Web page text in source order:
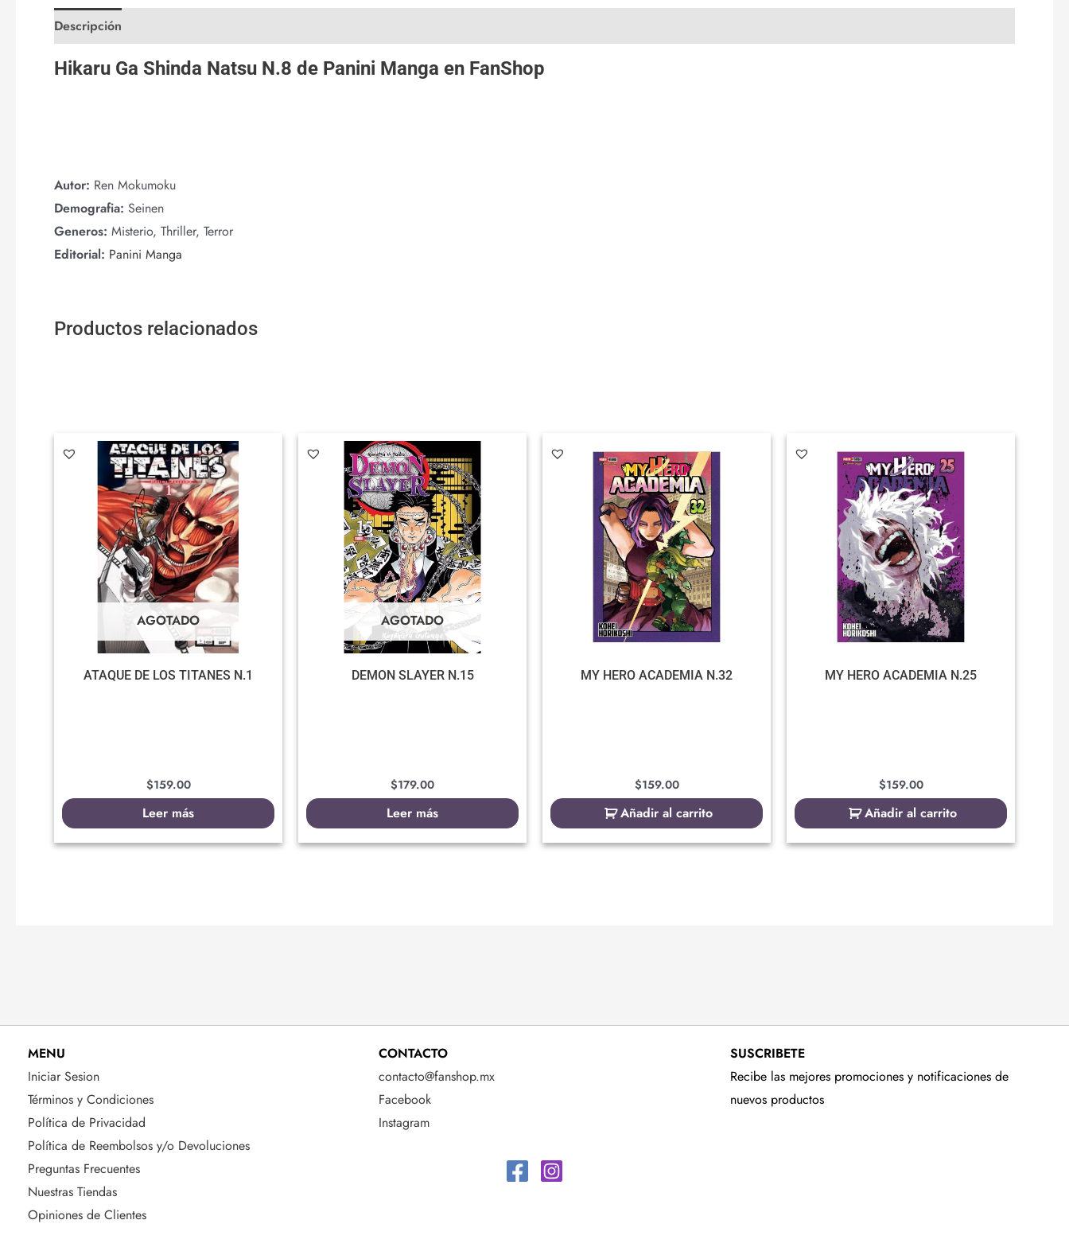
Descripción
Hikaru Ga Shinda Natsu N.8 de Panini Manga en FanShop
Autor: Ren Mokumoku
Demografia: Seinen
Generos: Misterio, Thriller, Terror
Editorial: Panini Manga
Productos relacionados
AGOTADO
ATAQUE DE LOS TITANES N.1
$159.00
Leer más
AGOTADO
DEMON SLAYER N.15
$179.00
Leer más
MY HERO ACADEMIA N.32
$159.00
Añadir al carrito
MY HERO ACADEMIA N.25
$159.00
Añadir al carrito
MENU
Iniciar Sesion
Términos y Condiciones
Política de Privacidad
Política de Reembolsos y/o Devoluciones
Preguntas Frecuentes
Nuestras Tiendas
Opiniones de Clientes
CONTACTO
contacto@fanshop.mx
Facebook
Instagram
SUSCRIBETE
Recibe las mejores promociones y notificaciones de
nuevos productos